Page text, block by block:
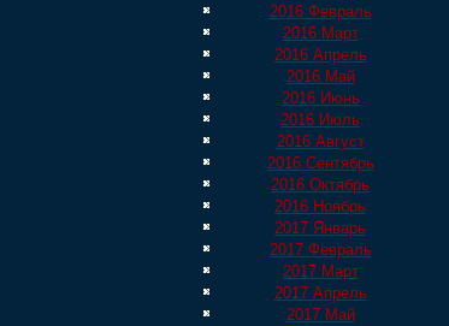
2016 Февраль
2016 Март
2016 Апрель
2016 Май
2016 Июнь
2016 Июль
2016 Август
2016 Сентябрь
2016 Октябрь
2016 Ноябрь
2017 Январь
2017 Февраль
2017 Март
2017 Апрель
2017 Май